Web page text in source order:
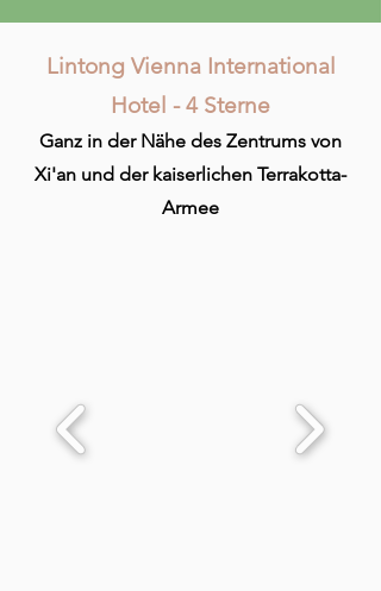
Lintong Vienna International
Hotel - 4 Sterne
Ganz in der Nähe des Zentrums von
Xi'an und der kaiserlichen Terrakotta-
Armee